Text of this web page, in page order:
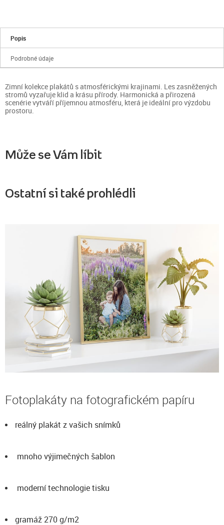
Popis
Podrobné údaje
Zimní kolekce plakátů s atmosférickými krajinami. Les zasněžených
stromů vyzařuje klid a krásu přírody. Harmonická a přirozená
scenérie vytváří příjemnou atmosféru, která je ideální pro výzdobu
prostoru.
Může se Vám líbit
Ostatní si také prohlédli
Fotoplakáty na fotografickém papíru
reálný plakát z vašich snímků
mnoho výjimečných šablon
moderní technologie tisku
gramáž 270 g/m2